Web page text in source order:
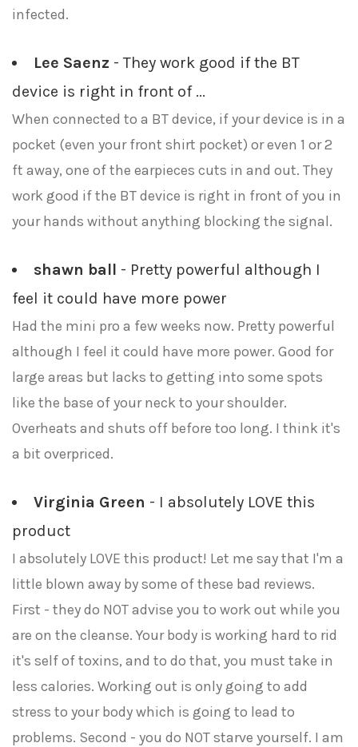
infected.
Lee Saenz - They work good if the BT
device is right in front of ...
When connected to a BT device, if your device is in a
pocket (even your front shirt pocket) or even 1 or 2
ft away, one of the earpieces cuts in and out. They
work good if the BT device is right in front of you in
your hands without anything blocking the signal.
shawn ball - Pretty powerful although I
feel it could have more power
Had the mini pro a few weeks now. Pretty powerful
although I feel it could have more power. Good for
large areas but lacks to getting into some spots
like the base of your neck to your shoulder.
Overheats and shuts off before too long. I think it's
a bit overpriced.
Virginia Green - I absolutely LOVE this
product
I absolutely LOVE this product! Let me say that I'm a
little blown away by some of these bad reviews.
First - they do NOT advise you to work out while you
are on the cleanse. Your body is working hard to rid
it's self of toxins, and to do that, you must take in
less calories. Working out is only going to add
stress to your body which is going to lead to
problems. Second - you do NOT starve yourself. I am